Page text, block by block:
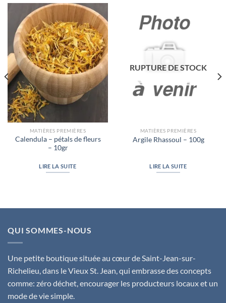
MATIÈRES PREMIÈRES
Calendula – pétals de fleurs
– 10gr
LIRE LA SUITE
RUPTURE DE STOCK
MATIÈRES PREMIÈRES
Argile Rhassoul – 100g
LIRE LA SUITE
QUI SOMMES-NOUS
Une petite boutique située au cœur de Saint-Jean-sur-
Richelieu, dans le Vieux St. Jean, qui embrasse des concepts
comme: zéro déchet, encourager les producteurs locaux et un
mode de vie simple.